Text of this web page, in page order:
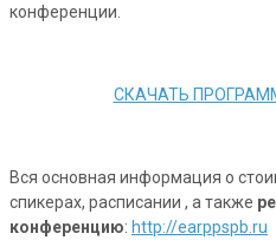
конференции.
СКАЧАТЬ
Вся основная информация о
спикерах, расписании , а также
конференцию: http://earppspb.ru